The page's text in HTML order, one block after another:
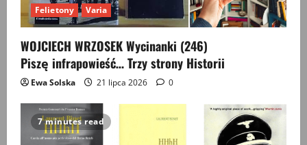
Felietony Varia
WOJCIECH WRZOSEK Wycinanki (246)
Piszę infrapowieść… Trzy strony Historii
Ewa Solska 21 lipca 2026 0
7 minutes read